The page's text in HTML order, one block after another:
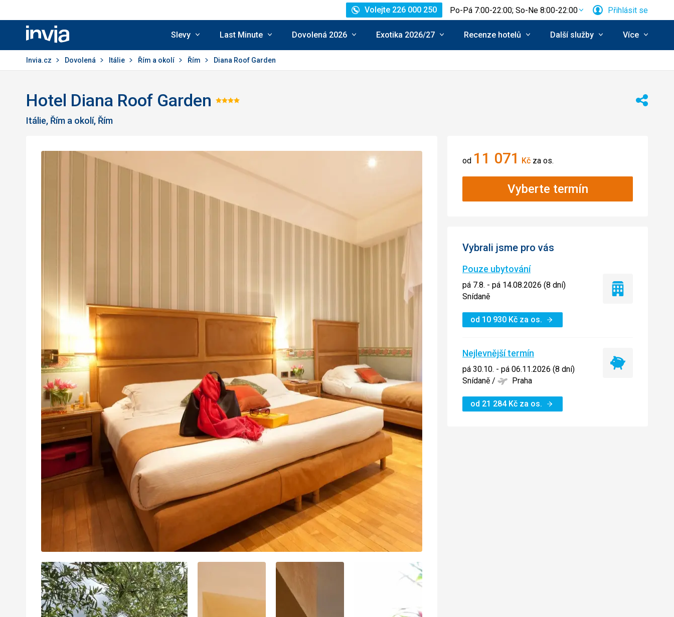
Invia.cz
Volejte 226 000 250 Po-Pá 7:00-22:00; So-Ne 8:00-22:00 Přihlásit se
Slevy Last Minute Dovolená 2026 Exotika 2026/27 Recenze hotelů Další služby Více
Invia.cz Dovolená Itálie Řím a okolí Řím Diana Roof Garden
Hotel Diana Roof Garden Hodnocení:
Itálie, Řím a okolí, Řím
Sdílet
od 11 071 Kč za os.
Vyberte termín
Vybrali jsme pro vás
Pouze ubytování
pá 7.8. - pá 14.08.2026 (8 dní)
Snídaně
od 10 930 Kč za os.
Pouze
Nejlevnější termín
pá 30.10. - pá 06.11.2026 (8 dní)
Snídaně / Praha
od 21 284 Kč za os.
Nejlevnější